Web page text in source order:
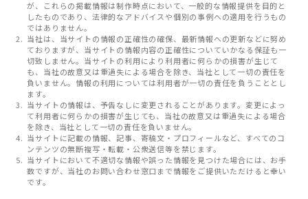
が、これらの掲載情報は制作時点において、一般的な情報提供を目的と
したものであり、法律的なアドバイスや個別の事例への適用を行うもの
ではありません。
当社は、当サイトの情報の正確性の確保、最新情報への更新などに努め
ておりますが、当サイトの情報内容の正確性についていかなる保証も一
切致しません。当サイトの利用により利用者に何らかの損害が生じて
も、当社の故意又は重過失による場合を除き、当社として一切の責任を
負いません。情報の利用については利用者が一切の責任を負うこととし
ます。
当サイトの情報は、予告なしに変更されることがあります。変更によっ
て利用者に何らかの損害が生じても、当社の故意又は重過失による場合
を除き、当社として一切の責任を負いません。
当サイトに記載の情報、記事、寄稿文・プロフィールなど、すべてのコ
ンテンツの無断複写・転載・公衆送信等を禁じます。
当サイトにおいて不適切な情報や誤った情報を見つけた場合には、お手
数ですが、当社のお問い合わせ窓口まで情報をご提供いただけると幸い
です。